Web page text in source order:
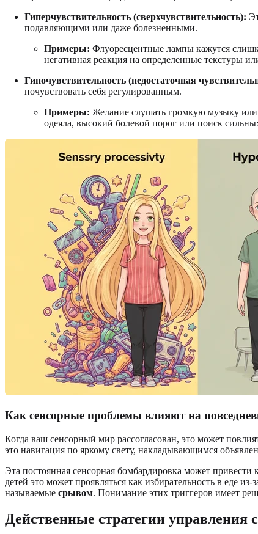
Гиперчувствительность (сверхчувствительность):
подавляющими или даже болезненными.
Примеры: Флуоресцентные лампы кажутся
негативная реакция на определенные текстуры
Гипочувствительность (недостаточная
почувствовать себя регулированным.
Примеры: Желание слушать громкую музыку или
одеяла, высокий болевой порог или поиск
Как сенсорные проблемы влияют на
Когда ваш сенсорный мир рассогласован, это может
это навигация по яркому свету, накладывающимся
Эта постоянная сенсорная бомбардировка может
детей это может проявляться как избирательность в еде
называемые срывом. Понимание этих триггеров имеет
Действенные стратегии управления